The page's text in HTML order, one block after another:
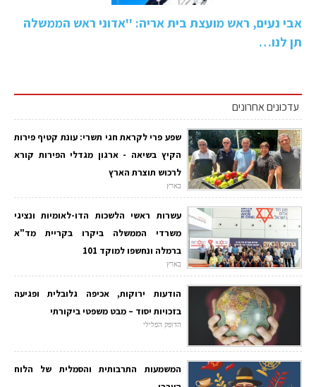
אבי נעים, ראש מועצת בית אריה: ''אדוני ראש הממשלה
תן לנו…
עדכונים אחרונים
שפע פרי לקראת חגי תשרי: עונת קטיף פירות
הקיץ בשיאה - ארגון מגדלי הפירות קורא
לרכוש תוצרת הארץ
בארץ
עשרות ראשי הלשכות הדו-לאומיות ונציגי
משרדי הממשלה ביקרו בקריית מד"א
ברמלה ונחשפו למוקד 101
בארץ
הודעות ירוקות, אכיפה גלובלית ופגיעה
בזכויות יסוד – מבט משפטי ביקורתי
הדופק הפלילי
המשמעות התרבותית והסמלית של הלוח